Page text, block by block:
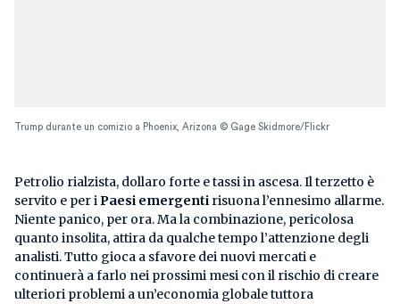
Trump durante un comizio a Phoenix, Arizona © Gage Skidmore/Flickr
Petrolio rialzista, dollaro forte e tassi in ascesa. Il terzetto è
servito e per iPaesi emergenti risuona l’ennesimo allarme.
Niente panico, per ora. Ma la combinazione, pericolosa
quanto insolita, attira da qualche tempo l’attenzione degli
analisti. Tutto gioca a sfavore dei nuovi mercati e
continuerà a farlo nei prossimi mesi con il rischio di creare
ulteriori problemi a un’economia globale tuttora